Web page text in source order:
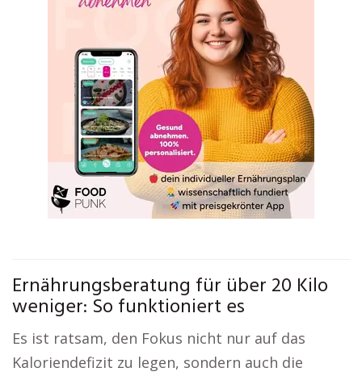
Ernährungsberatung für über 20 Kilo
weniger: So funktioniert es
Es ist ratsam, den Fokus nicht nur auf das
Kaloriendefizit zu legen, sondern auch die